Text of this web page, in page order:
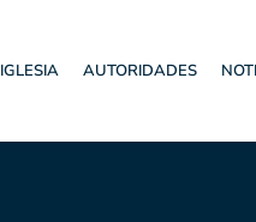
IGLESIA AUTORIDADES